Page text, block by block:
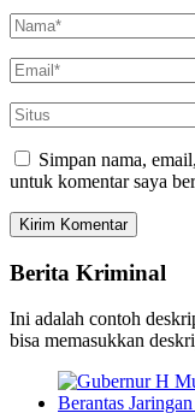
Simpan nama,
untuk komentar saya
Berita Kriminal
Ini adalah contoh
bisa memasukkan